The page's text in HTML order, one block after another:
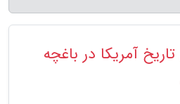
آمریکا در باغچه